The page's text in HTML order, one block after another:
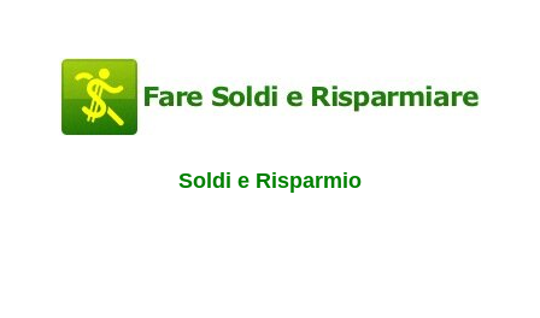
Soldi e Risparmio